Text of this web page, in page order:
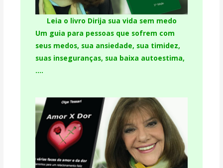
Leia o livro Dirija sua vida sem medo
Um guia para pessoas que sofrem com
seus medos, sua ansiedade, sua timidez,
suas inseguranças, sua baixa autoestima,
….